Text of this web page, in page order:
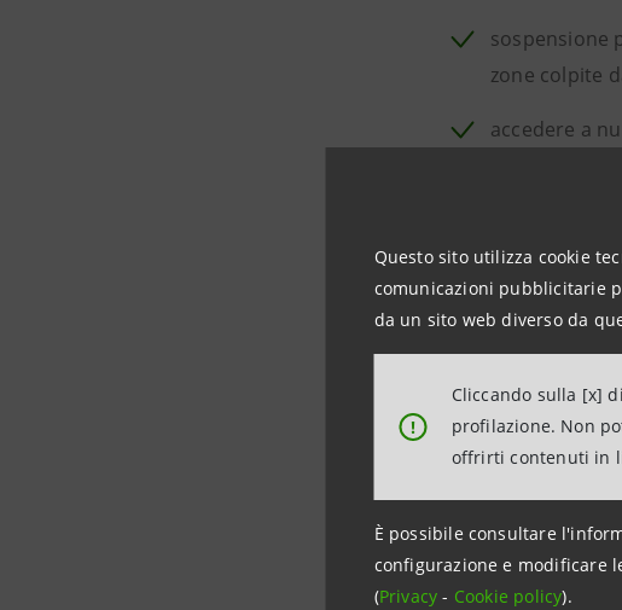
Questo sito utilizza cookie
comunicazioni pubblicitarie
da un sito web diverso da
!
Cliccando sulla [x]
profilazione. Non
offrirti contenuti in
È possibile consultare
configurazione e modificare
(Privacy- Cookie policy).
sospensione
zone colpite
accedere a